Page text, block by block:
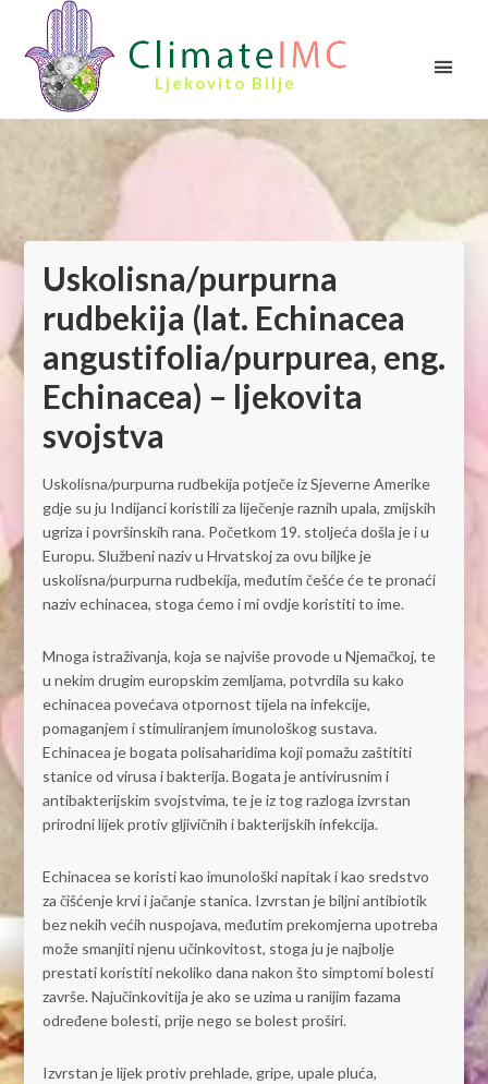
Ljekovito Bilje
Uskolisna/purpurna
rudbekija (lat. Echinacea
angustifolia/purpurea, eng.
Echinacea) – ljekovita
svojstva
Uskolisna/purpurna rudbekija potječe iz Sjeverne Amerike
gdje su ju Indijanci koristili za liječenje raznih upala, zmijskih
ugriza i površinskih rana. Početkom 19. stoljeća došla je i u
Europu. Službeni naziv u Hrvatskoj za ovu biljke je
uskolisna/purpurna rudbekija, međutim češće će te pronaći
naziv echinacea, stoga ćemo i mi ovdje koristiti to ime.
Mnoga istraživanja, koja se najviše provode u Njemačkoj, te
u nekim drugim europskim zemljama, potvrdila su kako
echinacea povećava otpornost tijela na infekcije,
pomaganjem i stimuliranjem imunološkog sustava.
Echinacea je bogata polisaharidima koji pomažu zaštititi
stanice od virusa i bakterija. Bogata je antivirusnim i
antibakterijskim svojstvima, te je iz tog razloga izvrstan
prirodni lijek protiv gljivičnih i bakterijskih infekcija.
Echinacea se koristi kao imunološki napitak i kao sredstvo
za čišćenje krvi i jačanje stanica. Izvrstan je biljni antibiotik
bez nekih većih nuspojava, međutim prekomjerna upotreba
može smanjiti njenu učinkovitost, stoga ju je najbolje
prestati koristiti nekoliko dana nakon što simptomi bolesti
završe. Najučinkovitija je ako se uzima u ranijim fazama
određene bolesti, prije nego se bolest proširi.
Izvrstan je lijek protiv prehlade, gripe, upale pluća,